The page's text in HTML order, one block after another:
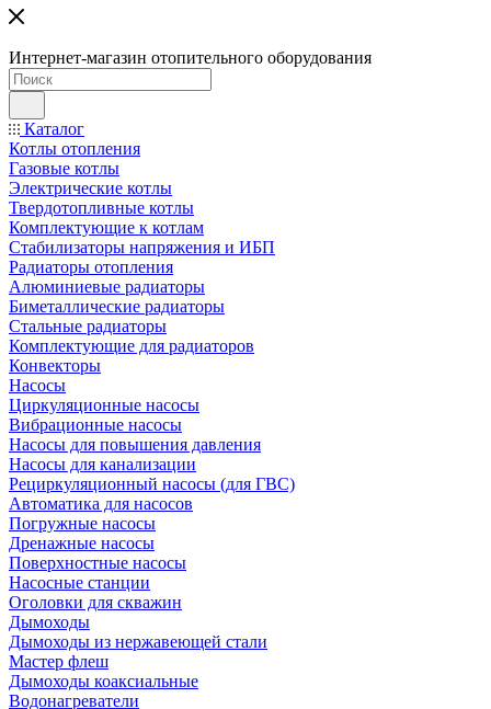
Интернет-магазин отопительного оборудования
Каталог
Котлы отопления
Газовые котлы
Электрические котлы
Твердотопливные котлы
Комплектующие к котлам
Стабилизаторы напряжения и ИБП
Радиаторы отопления
Алюминиевые радиаторы
Биметаллические радиаторы
Стальные радиаторы
Комплектующие для радиаторов
Конвекторы
Насосы
Циркуляционные насосы
Вибрационные насосы
Насосы для повышения давления
Насосы для канализации
Рециркуляционный насосы (для ГВС)
Автоматика для насосов
Погружные насосы
Дренажные насосы
Поверхностные насосы
Насосные станции
Оголовки для скважин
Дымоходы
Дымоходы из нержавеющей стали
Мастер флеш
Дымоходы коаксиальные
Водонагреватели